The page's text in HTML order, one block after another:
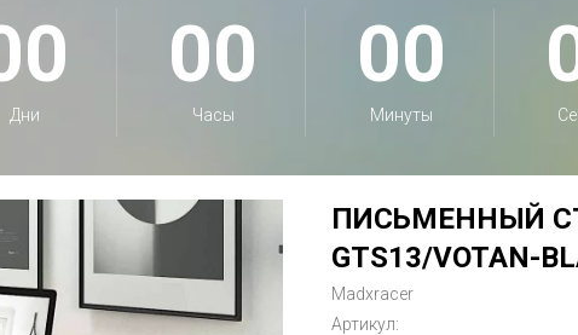
Дни
00
Часы
00
Минуты
ПИСЬМЕННЫЙ
GTS13/VOTAN-
Madxracer
Артикул: